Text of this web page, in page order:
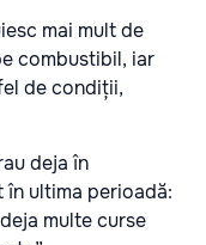
mai mult de
combustibil, iar
de condiții,
deja în
ultima perioadă:
multe curse